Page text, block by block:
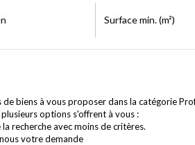
Surface min. (m²)
de biens à vous proposer dans la catégorie
options s'offrent à vous :
recherche avec moins de critères.
votre demande